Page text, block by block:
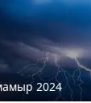
2024